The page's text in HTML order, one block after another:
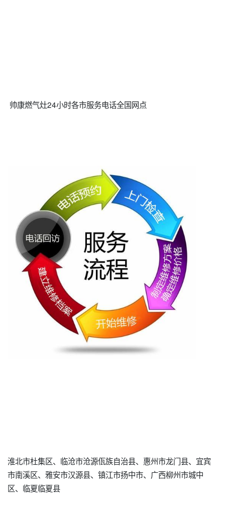
帅康燃气灶24小时各市服务电话全国网点
淮北市杜集区、临沧市沧源佤族自治县、惠州市龙门县、宜宾
市南溪区、雅安市汉源县、镇江市扬中市、广西柳州市城中
区、临夏临夏县